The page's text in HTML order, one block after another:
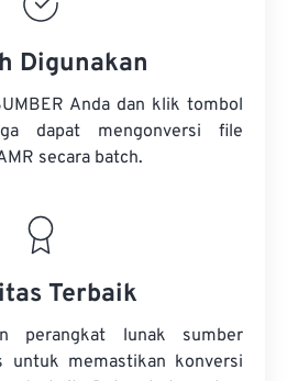
Digunakan
Anda dan klik tombol
dapat mengonversi file
secara batch.
Terbaik
perangkat lunak sumber
untuk memastikan konversi